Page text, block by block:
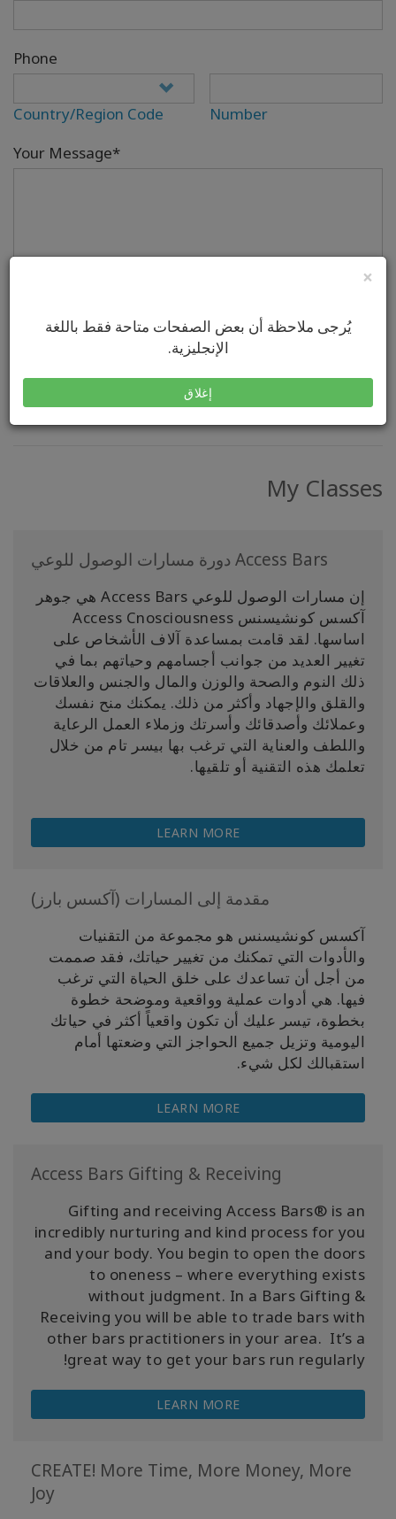
×
يُرجى ملاحظة أن بعض الصفحات متاحة فقط باللغة
الإنجليزية.
إغلاق
Phone
Country/Region Code
Number
Your Message*
This site is protected by hCaptcha and its Privacy Policy
and Terms of Service apply.
My Classes
دورة مسارات الوصول للوعي Access Bars
إن مسارات الوصول للوعي Access Bars هي جوهر
آكسس كونشيسنس Access Cnosciousness
اساسها. لقد قامت بمساعدة آلاف الأشخاص على
تغيير العديد من جوانب أجسامهم وحياتهم بما في
ذلك النوم والصحة والوزن والمال والجنس والعلاقات
والقلق والإجهاد وأكثر من ذلك. يمكنك منح نفسك
وعملائك وأصدقائك وأسرتك وزملاء العمل الرعاية
واللطف والعناية التي ترغب بها بيسر تام من خلال
تعلمك هذه التقنية أو تلقيها.
LEARN MORE
مقدمة إلى المسارات (آكسس بارز)
آكسس كونشيسنس هو مجموعة من التقنيات
والأدوات التي تمكنك من تغيير حياتك، فقد صممت
من أجل أن تساعدك على خلق الحياة التي ترغب
فيها. هي أدوات عملية وواقعية وموضحة خطوة
بخطوة، تيسر عليك أن تكون واقعياً أكثر في حياتك
اليومية وتزيل جميع الحواجز التي وضعتها أمام
استقبالك لكل شيء.
LEARN MORE
Access Bars Gifting & Receiving
Gifting and receiving Access Bars® is an
incredibly nurturing and kind process for you
and your body. You begin to open the doors
to oneness – where everything exists
without judgment. In a Bars Gifting &
Receiving you will be able to trade bars with
other bars practitioners in your area. It’s a
great way to get your bars run regularly!
LEARN MORE
CREATE! More Time, More Money, More
Joy